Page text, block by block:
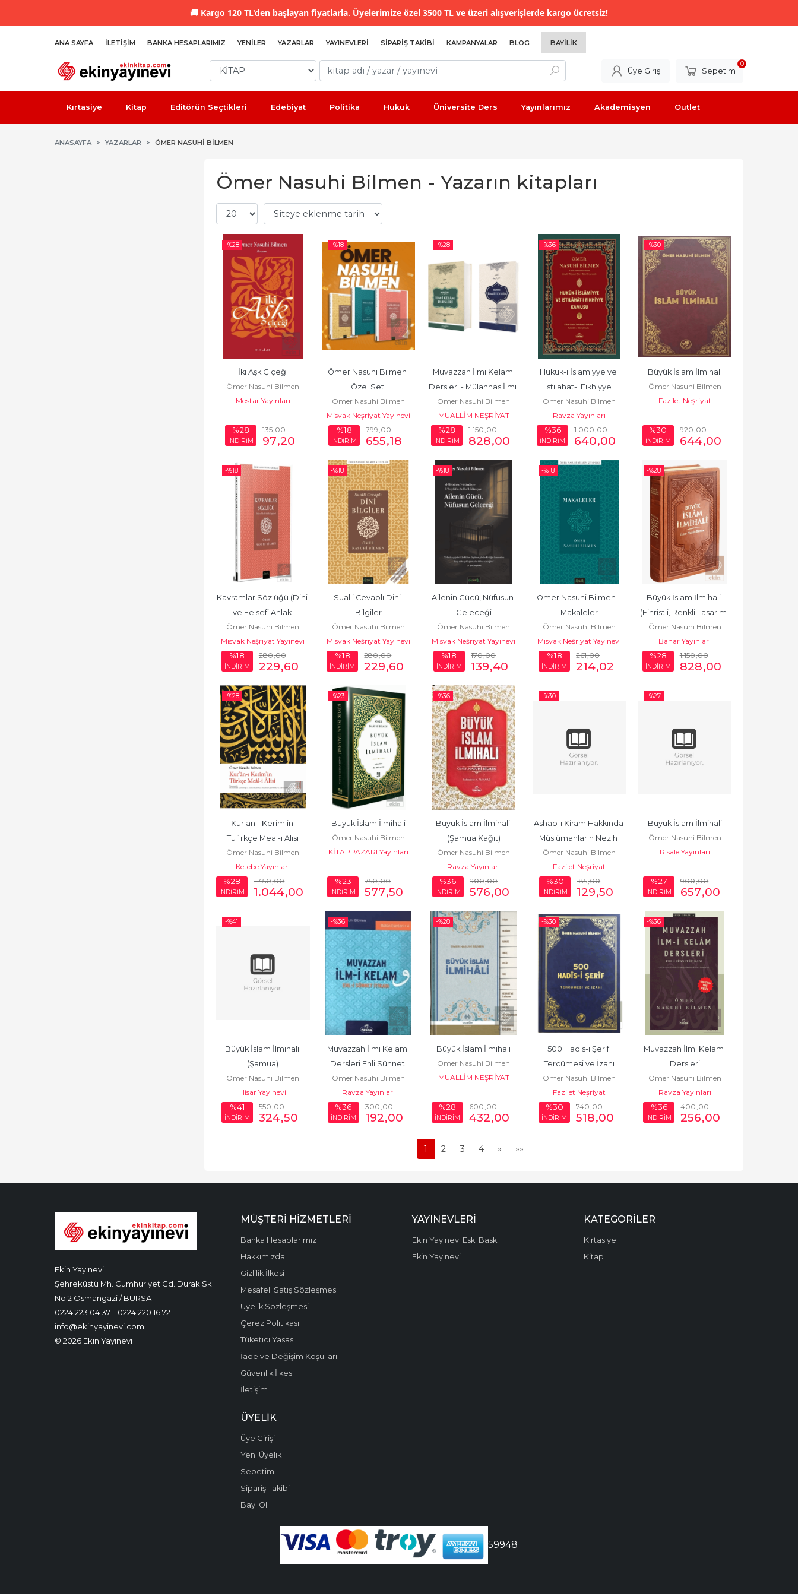
🚚 Kargo 120 TL'den başlayan fiyatlarla. Üyelerimize özel 3500 TL ve üzeri alışverişlerde kargo ücretsiz!
ANA SAYFA İLETIŞIM BANKA HESAPLARIMIZ YENILER YAZARLAR YAYINEVLERI SIPARIŞ TAKIBI KAMPANYALAR BLOG BAYILIK
Üye Girişi Sepetim
0
Kırtasiye Kitap Editörün Seçtikleri Edebiyat Politika Hukuk Üniversite Ders Yayınlarımız Akademisyen Outlet
ANASAYFA YAZARLAR ÖMER NASUHI BILMEN
Ömer Nasuhi Bilmen - Yazarın kitapları
-%28
İki Aşk Çiçeği
Ömer Nasuhi Bilmen
Mostar Yayınları
%28
İNDİRİM
135,00
97,20
-%18
Ömer Nasuhi Bilmen
Özel Seti
Ömer Nasuhi Bilmen
Misvak Neşriyat Yayınevi
%18
İNDİRİM
799,00
655,18
-%28
Muvazzah İlmi Kelam
Dersleri - Mülahhas İlmi
Tevhid (2 Cilt Takım)
Ömer Nasuhi Bilmen
MUALLİM NEŞRİYAT
%28
İNDİRİM
1.150,00
828,00
-%36
Hukuk-i İslamiyye ve
Istılahat-ı Fıkhiyye
Kamusu (1. Cilt)
Ömer Nasuhi Bilmen
Ravza Yayınları
%36
İNDİRİM
1.000,00
640,00
-%30
Büyük İslam İlmihali
Ömer Nasuhi Bilmen
Fazilet Neşriyat
%30
İNDİRİM
920,00
644,00
-%18
Kavramlar Sözlüğü (Dini
ve Felsefi Ahlak
Lugatçesi)
Ömer Nasuhi Bilmen
Misvak Neşriyat Yayınevi
%18
İNDİRİM
280,00
229,60
-%18
Sualli Cevaplı Dini
Bilgiler
Ömer Nasuhi Bilmen
Misvak Neşriyat Yayınevi
%18
İNDİRİM
280,00
229,60
-%18
Ailenin Gücü, Nüfusun
Geleceği
Ömer Nasuhi Bilmen
Misvak Neşriyat Yayınevi
%18
İNDİRİM
170,00
139,40
-%18
Ömer Nasuhi Bilmen -
Makaleler
Ömer Nasuhi Bilmen
Misvak Neşriyat Yayınevi
%18
İNDİRİM
261,00
214,02
-%28
Büyük İslam İlmihali
(Fihristli, Renkli Tasarım-
Termo Deri Cilt)
Ömer Nasuhi Bilmen
Bahar Yayınları
%28
İNDİRİM
1.150,00
828,00
-%28
Kur'an-ı Kerim'in
Tu¨rkçe Meal-i Alisi
Ömer Nasuhi Bilmen
Ketebe Yayınları
%28
İNDİRİM
1.450,00
1.044,00
-%23
Büyük İslam İlmihali
Ömer Nasuhi Bilmen
KİTAPPAZARI Yayınları
%23
İNDİRİM
750,00
577,50
-%36
Büyük İslam İlmihali
(Şamua Kağıt)
Ömer Nasuhi Bilmen
Ravza Yayınları
%36
İNDİRİM
900,00
576,00
-%30
Ashab-ı Kiram Hakkında
Müslümanların Nezih
İtikadl
Ömer Nasuhi Bilmen
Fazilet Neşriyat
%30
İNDİRİM
185,00
129,50
-%27
Büyük İslam İlmihali
Ömer Nasuhi Bilmen
Risale Yayınları
%27
İNDİRİM
900,00
657,00
-%41
Büyük İslam İlmihali
(Şamua)
Ömer Nasuhi Bilmen
Hisar Yayınevi
%41
İNDİRİM
550,00
324,50
-%36
Muvazzah İlmi Kelam
Dersleri Ehli Sünnet
İtikadı
Ömer Nasuhi Bilmen
Ravza Yayınları
%36
İNDİRİM
300,00
192,00
-%28
Büyük İslam İlmihali
Ömer Nasuhi Bilmen
MUALLİM NEŞRİYAT
%28
İNDİRİM
600,00
432,00
-%30
500 Hadis-i Şerif
Tercümesi ve İzahı
Ömer Nasuhi Bilmen
Fazilet Neşriyat
%30
İNDİRİM
740,00
518,00
-%36
Muvazzah İlmi Kelam
Dersleri
Ömer Nasuhi Bilmen
Ravza Yayınları
%36
İNDİRİM
400,00
256,00
1 2 3 4 » »»
Ekin Yayınevi
Şehreküstü Mh. Cumhuriyet Cd. Durak Sk.
No:2 Osmangazi / BURSA
0224 223 04 37
0224 220 16 72
info@ekinyayinevi.com
© 2026 Ekin Yayınevi
MÜŞTERI HIZMETLERI
Banka Hesaplarımız
Hakkımızda
Gizlilik İlkesi
Mesafeli Satış Sözleşmesi
Üyelik Sözleşmesi
Çerez Politikası
Tüketici Yasası
İade ve Değişim Koşulları
Güvenlik İlkesi
İletişim
YAYINEVLERI
Ekin Yayınevi Eski Baskı
Ekin Yayınevi
KATEGORILER
Kırtasiye
Kitap
ÜYELIK
Üye Girişi
Yeni Üyelik
Sepetim
Sipariş Takibi
Bayi Ol
59948